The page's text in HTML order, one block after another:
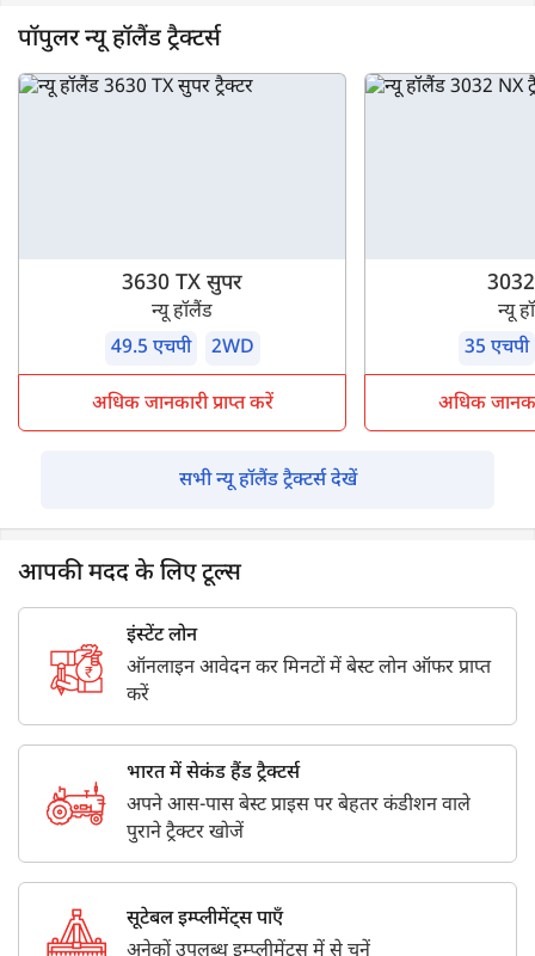
पॉपुलर न्यू हॉलैंड ट्रैक्टर्स
3630 TX सुपर
न्यू हॉलैंड
49.5 एचपी
2WD
अधिक जानकारी प्राप्त करें
न्यू
35 एचपी
अधिक
सभी न्यू हॉलैंड ट्रैक्टर्स देखें
आपकी मदद के लिए टूल्स
इंस्टेंट लोन
ऑनलाइन आवेदन कर मिनटों में बेस्ट लोन ऑफर प्राप्त
करें
भारत में सेकंड हैंड ट्रैक्टर्स
अपने आस-पास बेस्ट प्राइस पर बेहतर कंडीशन वाले
पुराने ट्रैक्टर खोजें
सूटेबल इम्प्लीमेंट्स पाएँ